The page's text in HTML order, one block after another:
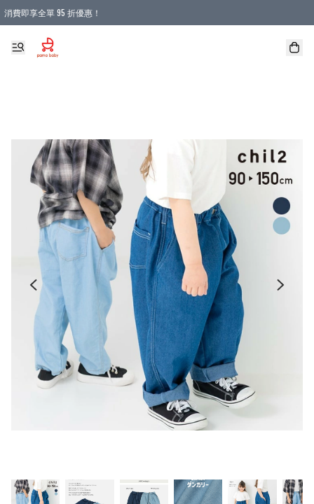
消費即享全單 95 折優惠！
購物滿 HKD 900.00即享免運費優惠！（適用於 本地送貨、本地取貨 )